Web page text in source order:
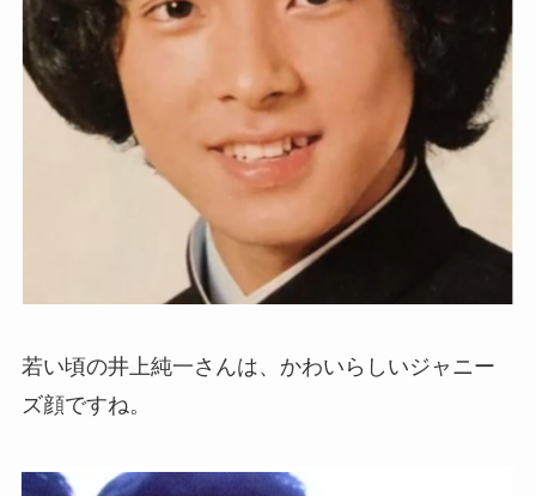
若い頃の井上純一さんは、かわいらしいジャニー
ズ顔ですね。